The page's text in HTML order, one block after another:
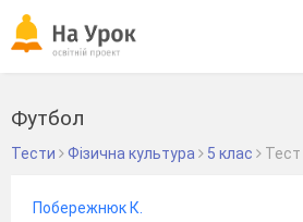
Футбол
Тести Фізична культура 5 клас Тест
Побережнюк К.